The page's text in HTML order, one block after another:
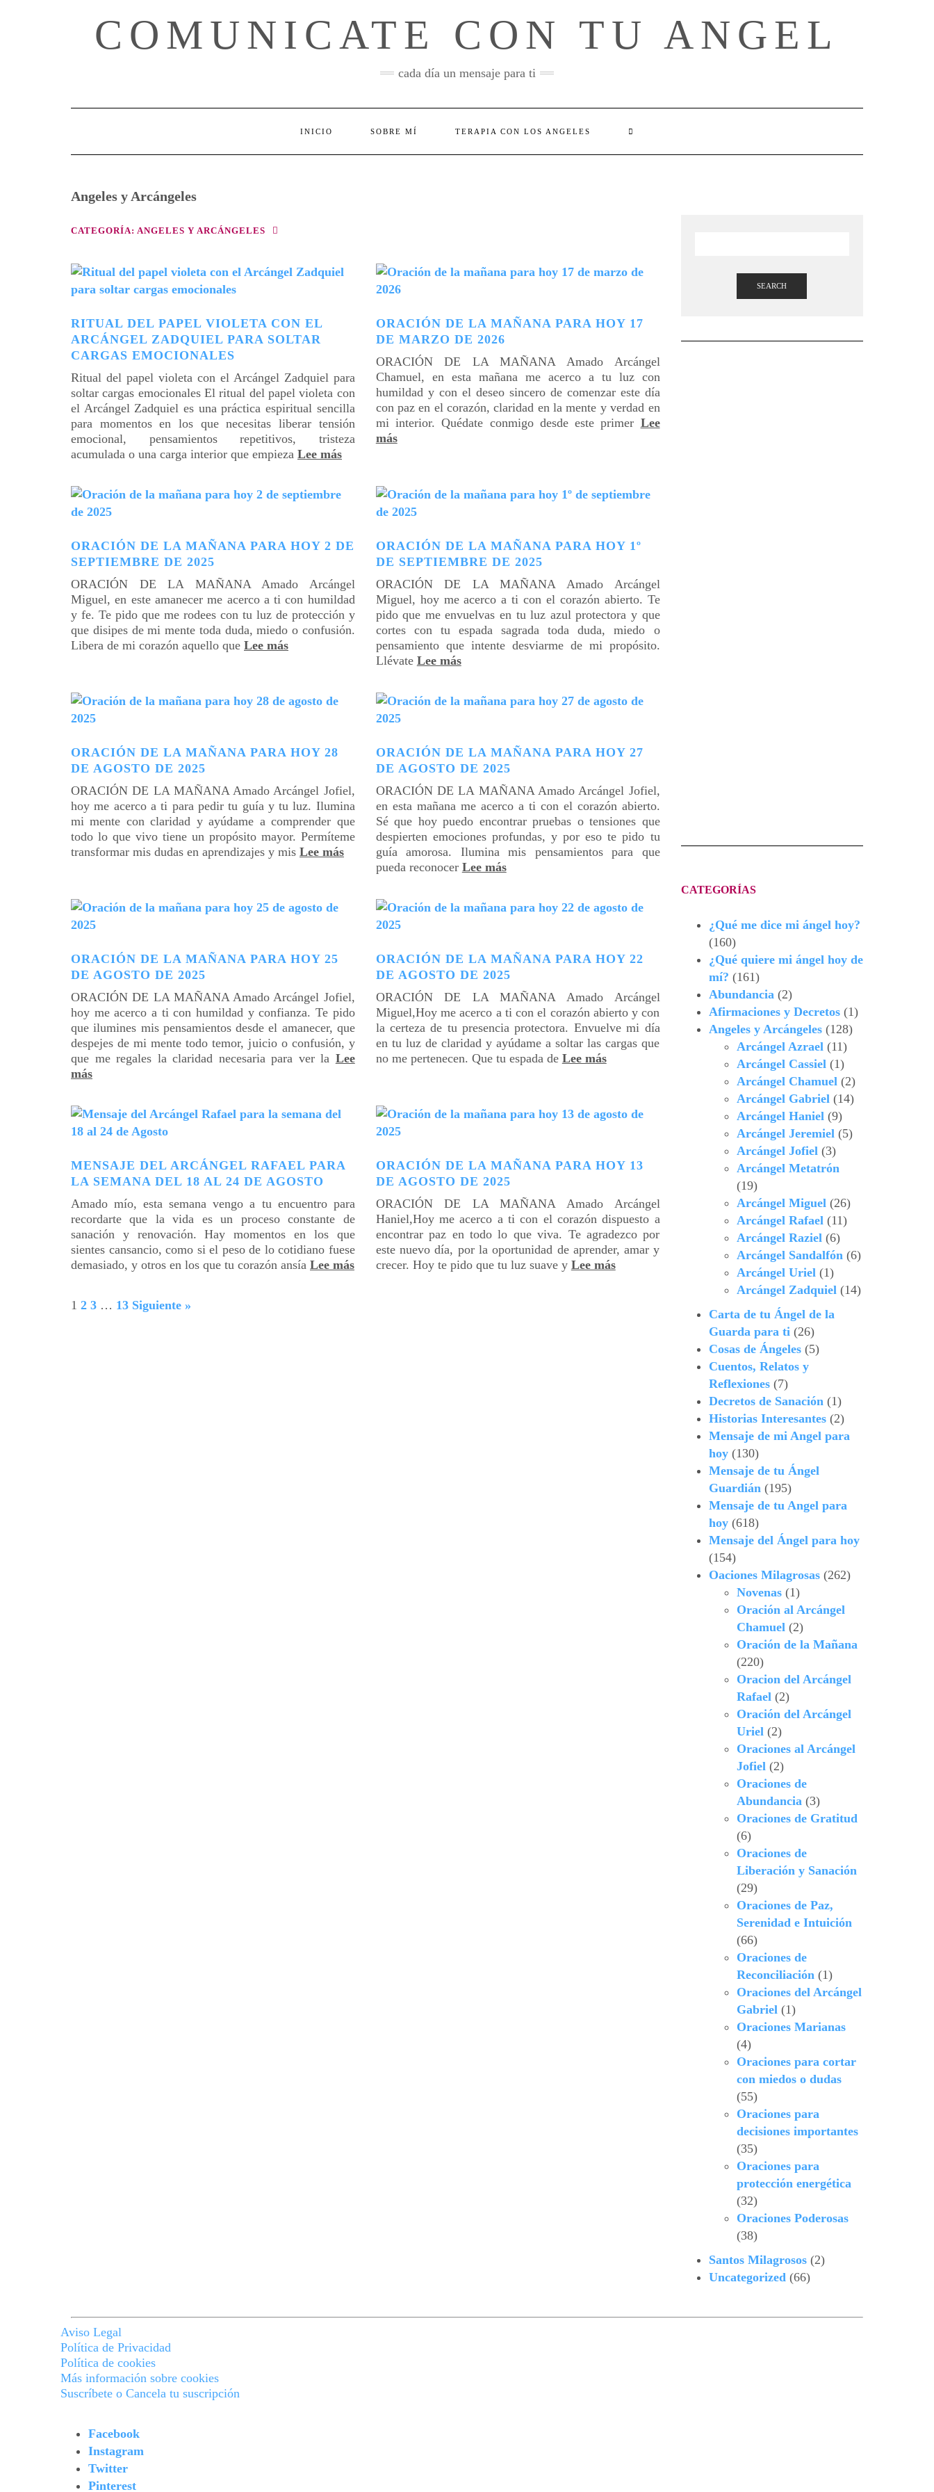
COMUNICATE CON TU ANGEL
cada día un mensaje para ti
INICIO SOBRE MÍ TERAPIA CON LOS ANGELES
Angeles y Arcángeles
CATEGORÍA: ANGELES Y ARCÁNGELES
RITUAL DEL PAPEL VIOLETA CON EL
ARCÁNGEL ZADQUIEL PARA SOLTAR
CARGAS EMOCIONALES
Ritual del papel violeta con el Arcángel Zadquiel para
soltar cargas emocionales El ritual del papel violeta con
el Arcángel Zadquiel es una práctica espiritual sencilla
para momentos en los que necesitas liberar tensión
emocional, pensamientos repetitivos, tristeza
acumulada o una carga interior que empieza Lee más
ORACIÓN DE LA MAÑANA PARA HOY 17
DE MARZO DE 2026
ORACIÓN DE LA MAÑANA Amado Arcángel
Chamuel, en esta mañana me acerco a tu luz con
humildad y con el deseo sincero de comenzar este día
con paz en el corazón, claridad en la mente y verdad en
mi interior. Quédate conmigo desde este primer Lee
más
ORACIÓN DE LA MAÑANA PARA HOY 2 DE
SEPTIEMBRE DE 2025
ORACIÓN DE LA MAÑANA Amado Arcángel
Miguel, en este amanecer me acerco a ti con humildad
y fe. Te pido que me rodees con tu luz de protección y
que disipes de mi mente toda duda, miedo o confusión.
Libera de mi corazón aquello que Lee más
ORACIÓN DE LA MAÑANA PARA HOY 1º
DE SEPTIEMBRE DE 2025
ORACIÓN DE LA MAÑANA Amado Arcángel
Miguel, hoy me acerco a ti con el corazón abierto. Te
pido que me envuelvas en tu luz azul protectora y que
cortes con tu espada sagrada toda duda, miedo o
pensamiento que intente desviarme de mi propósito.
Llévate Lee más
ORACIÓN DE LA MAÑANA PARA HOY 28
DE AGOSTO DE 2025
ORACIÓN DE LA MAÑANA Amado Arcángel Jofiel,
hoy me acerco a ti para pedir tu guía y tu luz. Ilumina
mi mente con claridad y ayúdame a comprender que
todo lo que vivo tiene un propósito mayor. Permíteme
transformar mis dudas en aprendizajes y mis Lee más
ORACIÓN DE LA MAÑANA PARA HOY 27
DE AGOSTO DE 2025
ORACIÓN DE LA MAÑANA Amado Arcángel Jofiel,
en esta mañana me acerco a ti con el corazón abierto.
Sé que hoy puedo encontrar pruebas o tensiones que
despierten emociones profundas, y por eso te pido tu
guía amorosa. Ilumina mis pensamientos para que
pueda reconocer Lee más
ORACIÓN DE LA MAÑANA PARA HOY 25
DE AGOSTO DE 2025
ORACIÓN DE LA MAÑANA Amado Arcángel Jofiel,
hoy me acerco a ti con humildad y confianza. Te pido
que ilumines mis pensamientos desde el amanecer, que
despejes de mi mente todo temor, juicio o confusión, y
que me regales la claridad necesaria para ver la Lee
más
ORACIÓN DE LA MAÑANA PARA HOY 22
DE AGOSTO DE 2025
ORACIÓN DE LA MAÑANA Amado Arcángel
Miguel,Hoy me acerco a ti con el corazón abierto y con
la certeza de tu presencia protectora. Envuelve mi día
en tu luz de claridad y ayúdame a soltar las cargas que
no me pertenecen. Que tu espada de Lee más
MENSAJE DEL ARCÁNGEL RAFAEL PARA
LA SEMANA DEL 18 AL 24 DE AGOSTO
Amado mío, esta semana vengo a tu encuentro para
recordarte que la vida es un proceso constante de
sanación y renovación. Hay momentos en los que
sientes cansancio, como si el peso de lo cotidiano fuese
demasiado, y otros en los que tu corazón ansía Lee más
ORACIÓN DE LA MAÑANA PARA HOY 13
DE AGOSTO DE 2025
ORACIÓN DE LA MAÑANA Amado Arcángel
Haniel,Hoy me acerco a ti con el corazón dispuesto a
encontrar paz en todo lo que viva. Te agradezco por
este nuevo día, por la oportunidad de aprender, amar y
crecer. Hoy te pido que tu luz suave y Lee más
1 2 3 … 13 Siguiente »
SEARCH
CATEGORÍAS
¿Qué me dice mi ángel hoy?
(160)
¿Qué quiere mi ángel hoy de
mí? (161)
Abundancia(2)
Afirmaciones y Decretos(1)
Angeles y Arcángeles(128)
Arcángel Azrael(11)
Arcángel Cassiel(1)
Arcángel Chamuel(2)
Arcángel Gabriel(14)
Arcángel Haniel(9)
Arcángel Jeremiel(5)
Arcángel Jofiel(3)
Arcángel Metatrón
(19)
Arcángel Miguel(26)
Arcángel Rafael(11)
Arcángel Raziel(6)
Arcángel Sandalfón(6)
Arcángel Uriel(1)
Arcángel Zadquiel(14)
Carta de tu Ángel de la
Guarda para ti(26)
Cosas de Ángeles(5)
Cuentos, Relatos y
Reflexiones(7)
Decretos de Sanación(1)
Historias Interesantes(2)
Mensaje de mi Angel para
hoy(130)
Mensaje de tu Ángel
Guardián(195)
Mensaje de tu Angel para
hoy(618)
Mensaje del Ángel para hoy
(154)
Oaciones Milagrosas(262)
Novenas(1)
Oración al Arcángel
Chamuel(2)
Oración de la Mañana
(220)
Oracion del Arcángel
Rafael(2)
Oración del Arcángel
Uriel(2)
Oraciones al Arcángel
Jofiel(2)
Oraciones de
Abundancia(3)
Oraciones de Gratitud
(6)
Oraciones de
Liberación y Sanación
(29)
Oraciones de Paz,
Serenidad e Intuición
(66)
Oraciones de
Reconciliación(1)
Oraciones del Arcángel
Gabriel(1)
Oraciones Marianas
(4)
Oraciones para cortar
con miedos o dudas
(55)
Oraciones para
decisiones importantes
(35)
Oraciones para
protección energética
(32)
Oraciones Poderosas
(38)
Santos Milagrosos(2)
Uncategorized(66)
Aviso Legal
Política de Privacidad
Política de cookies
Más información sobre cookies
Suscríbete o Cancela tu suscripción
Facebook
Instagram
Twitter
Pinterest